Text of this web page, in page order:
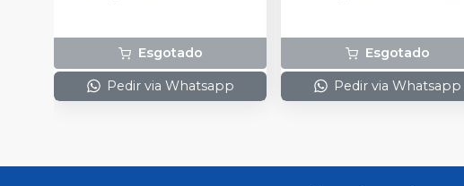
Esgotado
Pedir via Whatsapp
Esgotado
Pedir via Whatsapp